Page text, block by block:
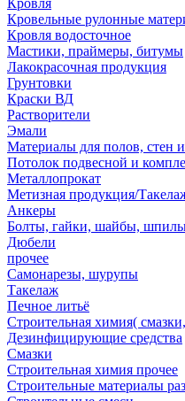
Кровля
Кровельные рулонные
Кровля водосточное
Мастики, праймеры, битумы
Лакокрасочная продукция
Грунтовки
Краски ВД
Растворители
Эмали
Материалы для полов, стен
Потолок подвесной и
Металлопрокат
Метизная продукция/
Анкеры
Болты, гайки, шайбы,
Дюбели
прочее
Самонарезы, шурупы
Такелаж
Печное литьё
Строительная химия(
Дезинфицирующие средства
Смазки
Строительная химия прочее
Строительные материалы